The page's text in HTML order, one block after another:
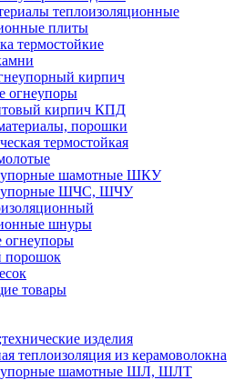
теплоизоляционные
плиты
термостойкие
кирпич
огнеупоры
кирпич КПД
порошки
термостойкая
шамотные ШКУ
ШЧС, ШЧУ
шнуры
огнеупоры
порошок
товары
изделия
теплоизоляция из керамоволокна
шамотные ШЛ, ШЛТ